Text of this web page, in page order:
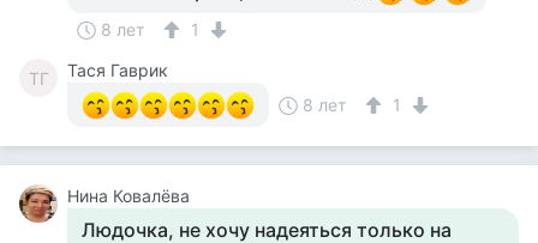
8 лет 1
ТГ
Тася Гаврик
8 лет
1
Нина Ковалёва
Людочка, не хочу надеяться только на